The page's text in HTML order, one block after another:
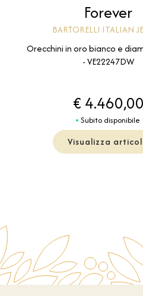
Forever
BARTORELLI ITALIAN
Orecchini in oro bianco e
- VE22247DW
€ 4.460,00
Subito disponibile
Visualizza